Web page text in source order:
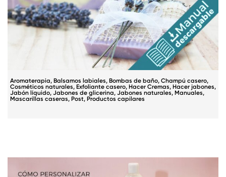
Aromaterapia, Balsamos labiales, Bombas de baño, Champú casero,
Cosméticos naturales, Exfoliante casero, Hacer Cremas, Hacer jabones,
Jabón líquido, Jabones de glicerina, Jabones naturales, Manuales,
Mascarillas caseras, Post, Productos capilares